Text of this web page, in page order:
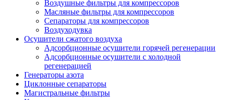
Воздушные фильтры для компрессоров
Масляные фильтры для компрессоров
Сепараторы для компрессоров
Воздуходувка
Осушители сжатого воздуха
Адсорбционные осушители горячей регенерации
Адсорбционные осушители с холодной
регенерацией
Генераторы азота
Циклонные сепараторы
Магистральные фильтры